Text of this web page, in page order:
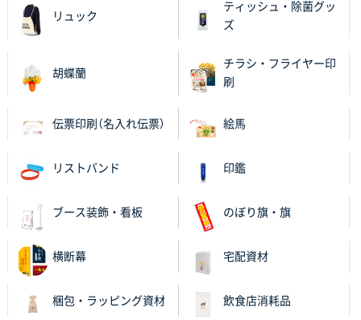
リュック
ティッシュ・除菌グッ
ズ
胡蝶蘭
チラシ・フライヤー印
刷
伝票印刷（名入れ伝票） 絵馬
リストバンド 印鑑
ブース装飾・看板 のぼり旗・旗
横断幕 宅配資材
梱包・ラッピング資材 飲食店消耗品